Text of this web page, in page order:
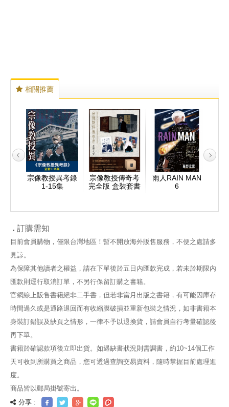
相關推薦
宗像教授異考錄
1-15集
宗像教授傳奇考
完全版 盒裝套書
雨人RAIN MAN
6
訂購需知
目前會員購物，僅限台灣地區！暫不開放海外販售服務，不便之處請多
見諒。
為保障其他讀者之權益，請在下單後於五日內匯款完成，若未於期限內
匯款則逕行取消訂單，不另行保留訂購之書籍。
官網線上販售書籍絕非二手書，但若非當月出版之書籍，有可能因庫存
時間過久或是通路退回而有收縮膜破損並重新包裝之情況，如非書籍本
身裝訂錯誤及缺頁之情形，一律不予以退換貨，請會員自行考量確認後
再下單。
書籍於確認款項後立即出貨。如遇缺書狀況則需調書，約10~14個工作
天可收到所購買之商品，您可透過查詢交易資料，隨時掌握目前處理進
度。
商品皆以郵局掛號寄出。
分享 :